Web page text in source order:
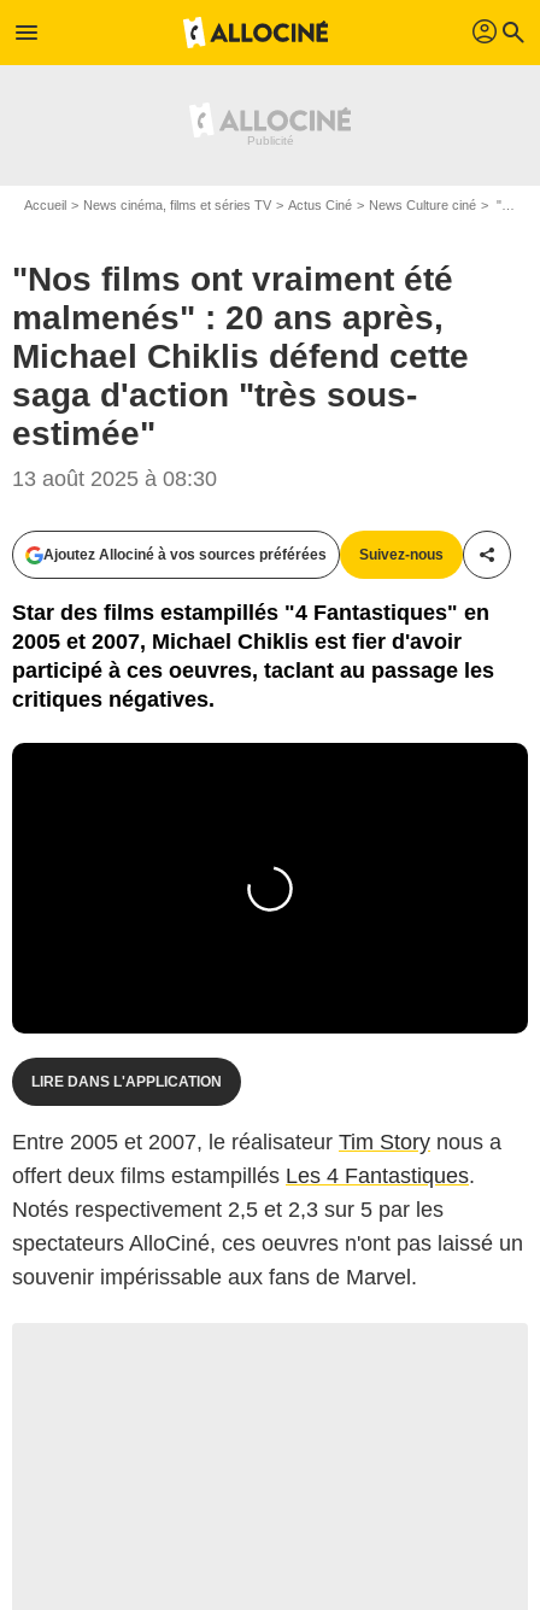
menu profil search
Accueil News cinéma, films et séries TV Actus Ciné News Culture ciné "Nos films ont vraiment été malmenés" : 20 ans après, Michael Chiklis défend cette saga d'action "très sous-estimée"
"Nos films ont vraiment été
malmenés" : 20 ans après,
Michael Chiklis défend cette
saga d'action "très sous-
estimée"
13 août 2025 à 08:30
Ajoutez Allociné à vos sources préférées Suivez-nous
Star des films estampillés "4 Fantastiques" en
2005 et 2007, Michael Chiklis est fier d'avoir
participé à ces oeuvres, taclant au passage les
critiques négatives.
LIRE DANS L'APPLICATION
Entre 2005 et 2007, le réalisateur Tim Story nous a
offert deux films estampillés Les 4 Fantastiques.
Notés respectivement 2,5 et 2,3 sur 5 par les
spectateurs AlloCiné, ces oeuvres n'ont pas laissé un
souvenir impérissable aux fans de Marvel.